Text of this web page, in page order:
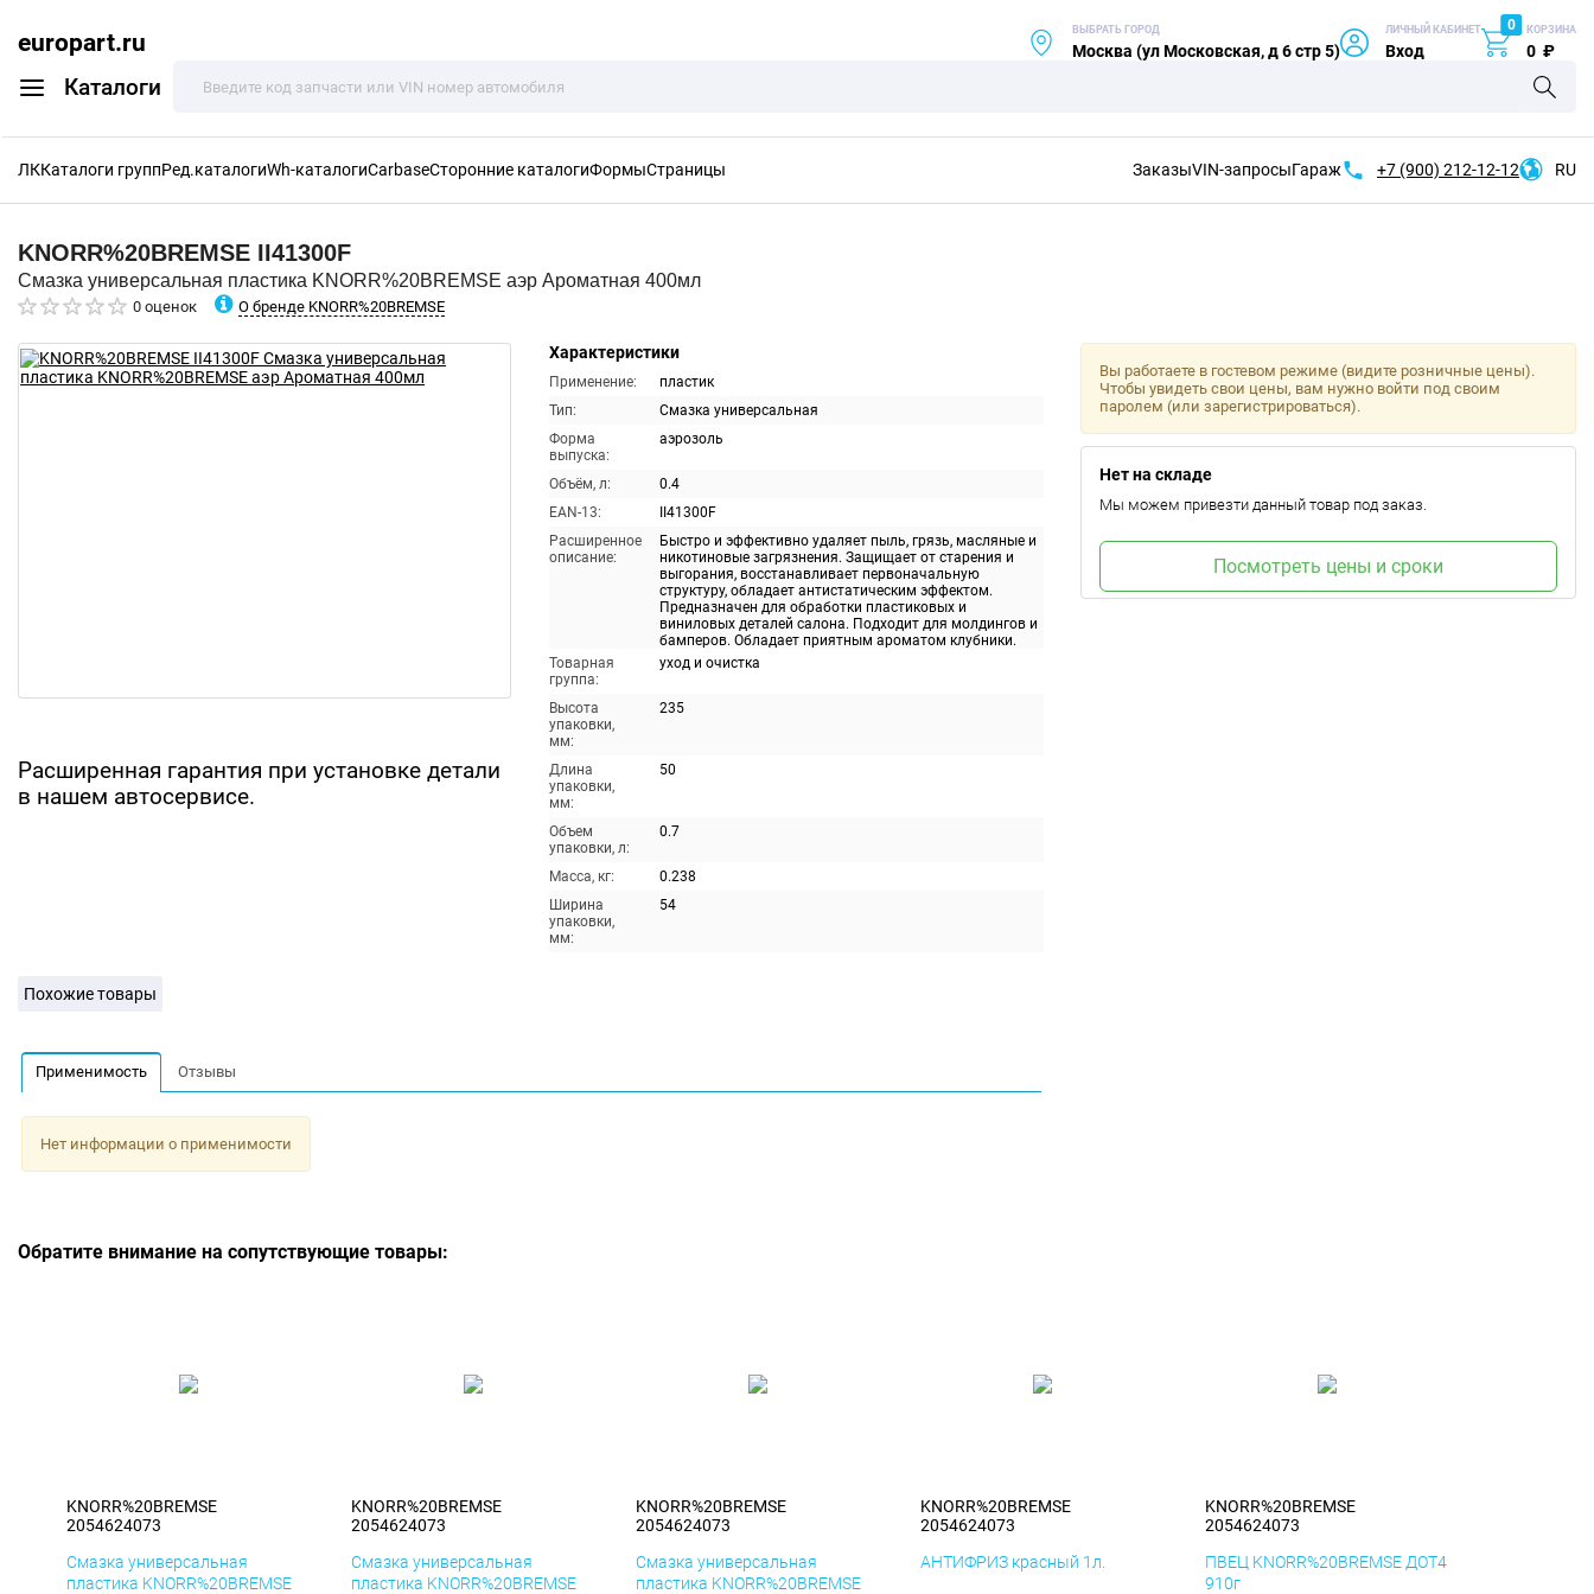
europart.ru
Каталоги
ВЫБРАТЬ ГОРОД
Москва (ул Московская, д 6 стр 5)
ЛИЧНЫЙ КАБИНЕТ
Вход
0 КОРЗИНА
0 ₽
ЛККаталоги группРед.каталогиWh-каталогиCarbaseСторонние каталогиФормыСтраницы ЗаказыVIN-запросыГараж +7 (900) 212-12-12 RU
KNORR%20BREMSE II41300F
Смазка универсальная пластика KNORR%20BREMSE аэр Ароматная 400мл
0 оценок О бренде KNORR%20BREMSE
Расширенная гарантия при установке детали
в нашем автосервисе.
Характеристики
Применение:
пластик
Тип:
Смазка универсальная
Форма
выпуска:
аэрозоль
Объём, л:
0.4
EAN-13:
II41300F
Расширенное
описание:
Быстро и эффективно удаляет пыль, грязь, масляные и
никотиновые загрязнения. Защищает от старения и
выгорания, восстанавливает первоначальную
структуру, обладает антистатическим эффектом.
Предназначен для обработки пластиковых и
виниловых деталей салона. Подходит для молдингов и
бамперов. Обладает приятным ароматом клубники.
Товарная
группа:
уход и очистка
Высота
упаковки,
мм:
235
Длина
упаковки,
мм:
50
Объем
упаковки, л:
0.7
Масса, кг:
0.238
Ширина
упаковки,
мм:
54
Вы работаете в гостевом режиме (видите розничные цены).
Чтобы увидеть свои цены, вам нужно войти под своим
паролем (или зарегистрироваться).
Нет на складе
Мы можем привезти данный товар под заказ.
Посмотреть цены и сроки
Похожие товары
Применимость Отзывы
Нет информации о применимости
Обратите внимание на сопутствующие товары:
KNORR%20BREMSE
2054624073
Смазка универсальная
пластика KNORR%20BREMSE
KNORR%20BREMSE
2054624073
Смазка универсальная
пластика KNORR%20BREMSE
KNORR%20BREMSE
2054624073
Смазка универсальная
пластика KNORR%20BREMSE
KNORR%20BREMSE
2054624073
АНТИФРИЗ красный 1л.
KNORR%20BREMSE
2054624073
ПВЕЦ KNORR%20BREMSE ДОТ4
910г